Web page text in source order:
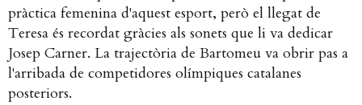
pràctica femenina d'aquest esport, però el llegat de
Teresa és recordat gràcies als sonets que li va dedicar
Josep Carner. La trajectòria de Bartomeu va obrir pas a
l'arribada de competidores olímpiques catalanes
posteriors.